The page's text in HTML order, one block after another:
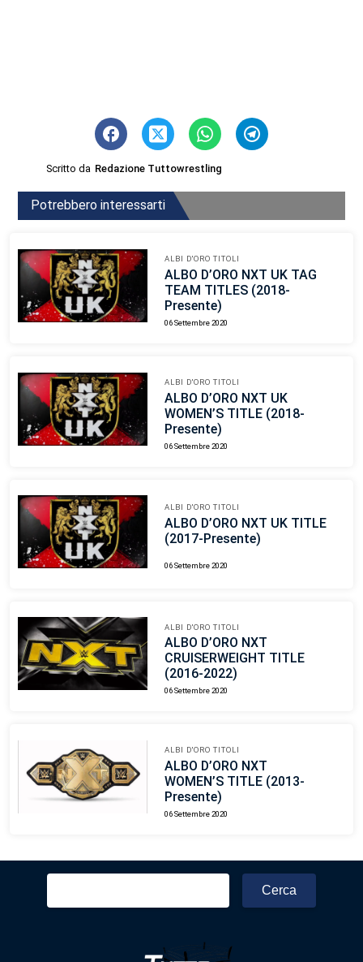
Scritto da Redazione Tuttowrestling
Potrebbero interessarti
ALBI D'ORO TITOLI
ALBO D’ORO NXT UK TAG
TEAM TITLES (2018-
Presente)
06 Settembre 2020
ALBI D'ORO TITOLI
ALBO D’ORO NXT UK
WOMEN’S TITLE (2018-
Presente)
06 Settembre 2020
ALBI D'ORO TITOLI
ALBO D’ORO NXT UK TITLE
(2017-Presente)
06 Settembre 2020
ALBI D'ORO TITOLI
ALBO D’ORO NXT
CRUISERWEIGHT TITLE
(2016-2022)
06 Settembre 2020
ALBI D'ORO TITOLI
ALBO D’ORO NXT
WOMEN’S TITLE (2013-
Presente)
06 Settembre 2020
Ricerca